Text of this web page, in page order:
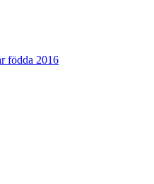
födda 2016